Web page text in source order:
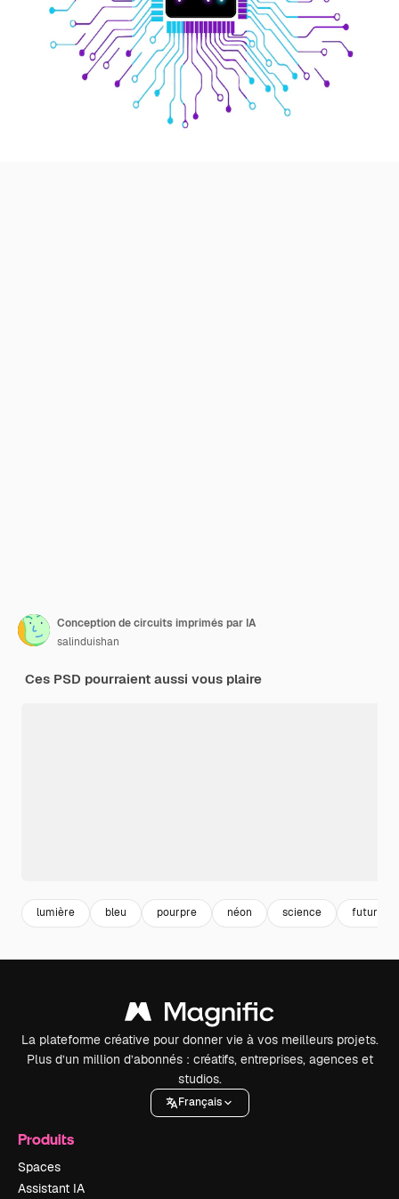
Conception de circuits imprimés par IA
salinduishan
Ces PSD pourraient aussi vous plaire
lumière bleu pourpre néon science futuriste
La plateforme créative pour donner vie à vos meilleurs projets.
Plus d’un million d’abonnés : créatifs, entreprises, agences et
studios.
Français
Produits
Spaces
Assistant IA